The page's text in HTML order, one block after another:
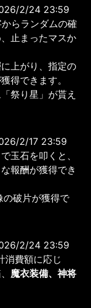
2/24 23:59
らランダムの確
止まったマスか
上がり、指定の
得できます。
祭り星」が貰え
2/17 23:59
玉石を叩くと、
報酬が獲得でき
の破片が獲得で
2/24 23:59
消費額に応じ
魔衣装備、神将